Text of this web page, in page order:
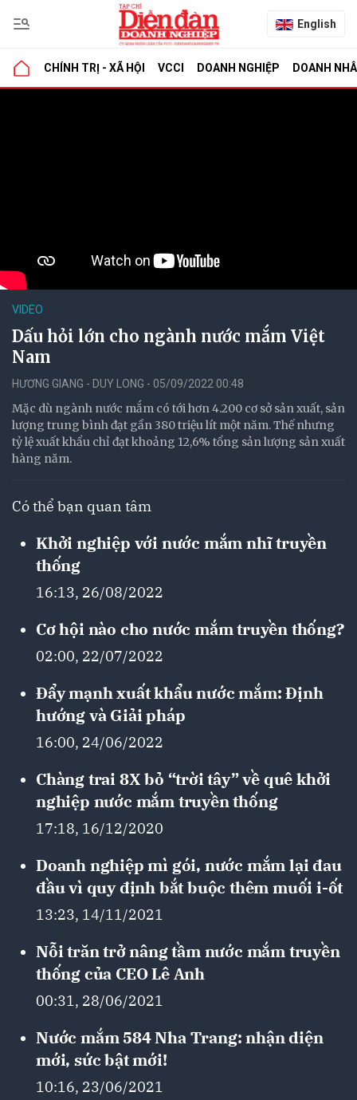
English
CHÍNH TRỊ - XÃ HỘI VCCI DOANH NGHIỆP DOANH
VIDEO
Dấu hỏi lớn cho ngành nước mắm Việt
Nam
HƯƠNG GIANG - DUY LONG - 05/09/2022 00:48
Mặc dù ngành nước mắm có tới hơn 4.200 cơ sở sản xuất, sản
lượng trung bình đạt gần 380 triệu lít một năm. Thế nhưng
tỷ lệ xuất khẩu chỉ đạt khoảng 12,6% tổng sản lượng sản xuất
hàng năm.
Có thể bạn quan tâm
Khởi nghiệp với nước mắm nhĩ truyền
thống
16:13, 26/08/2022
Cơ hội nào cho nước mắm truyền thống?
02:00, 22/07/2022
Đẩy mạnh xuất khẩu nước mắm: Định
hướng và Giải pháp
16:00, 24/06/2022
Chàng trai 8X bỏ “trời tây” về quê khởi
nghiệp nước mắm truyền thống
17:18, 16/12/2020
Doanh nghiệp mì gói, nước mắm lại đau
đầu vì quy định bắt buộc thêm muối i-ốt
13:23, 14/11/2021
Nỗi trăn trở nâng tầm nước mắm truyền
thống của CEO Lê Anh
00:31, 28/06/2021
Nước mắm 584 Nha Trang: nhận diện
mới, sức bật mới!
10:16, 23/06/2021